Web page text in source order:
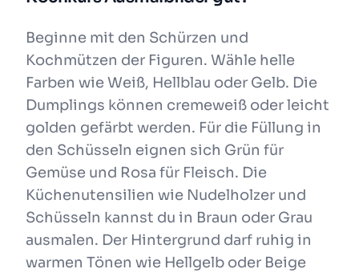
Beginne mit den Schürzen und
Kochmützen der Figuren. Wähle helle
Farben wie Weiß, Hellblau oder Gelb. Die
Dumplings können cremeweiß oder leicht
golden gefärbt werden. Für die Füllung in
den Schüsseln eignen sich Grün für
Gemüse und Rosa für Fleisch. Die
Küchenutensilien wie Nudelholzer und
Schüsseln kannst du in Braun oder Grau
ausmalen. Der Hintergrund darf ruhig in
warmen Tönen wie Hellgelb oder Beige